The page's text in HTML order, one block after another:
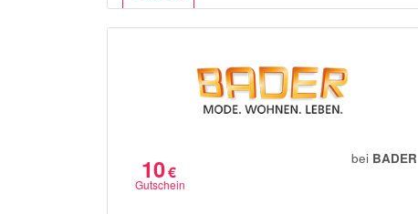
10€
Gutschein
bei BADER